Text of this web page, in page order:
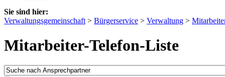
Sie sind hier:
Verwaltungsgemeinschaft > Bürgerservice > Verwaltung >
Mitarbeiter-Telefon-Liste